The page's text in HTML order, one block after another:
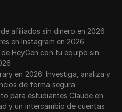
afiliados sin dinero en 2026
en Instagram en 2026
HeyGen con tu equipo sin
en 2026: Investiga, analiza y
de forma segura
para estudiantes Claude en
y un intercambio de cuentas